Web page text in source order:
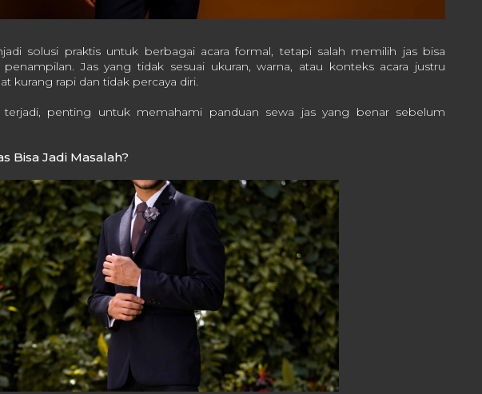
solusi praktis untuk berbagai acara formal, tetapi salah memilih jas bisa
Jas yang tidak sesuai ukuran, warna, atau konteks acara justru
kurang rapi dan tidak percaya diri.
penting untuk memahami panduan sewa jas yang benar sebelum
Bisa Jadi Masalah?